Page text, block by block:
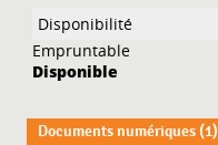
Empruntable
Disponible
Documents numériques (1)